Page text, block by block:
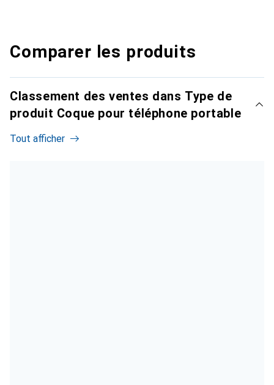
Comparer les produits
Classement des ventes dans Type de
produit Coque pour téléphone portable
Tout afficher